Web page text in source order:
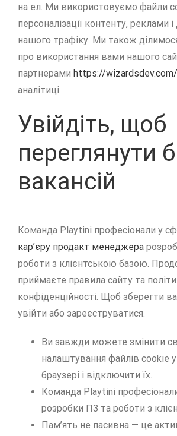
на ел. Ми використовуємо файли
персоналізації контенту, реклами і
нашого трафіку. Ми також
про використання вами нашого
партнерами https://wizardsdev.com/
аналітиці.
Увійдіть, щоб
переглянути
вакансій
Команда Playtini професіонали у
кар’єру продакт менеджера
роботи з клієнтською базою.
приймаєте правила сайту та
конфіденційності. Щоб зберегти
увійти або зареєструватися.
Ви завжди можете змінити
налаштування файлів cookie
браузері і відключити їх.
Команда Playtini
розробки ПЗ та роботи з
Пам’ять не пасивна — це